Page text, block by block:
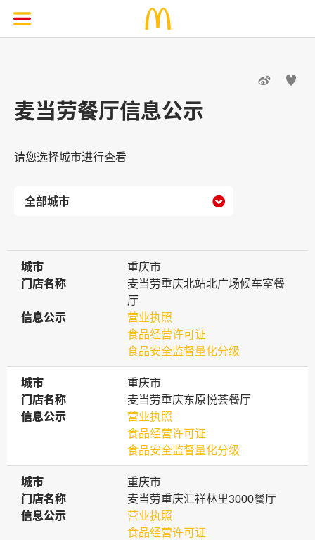
 
麦当劳餐厅信息公示
请您选择城市进行查看

城市
城市
重庆市
门店名称
门店名称
麦当劳重庆北站北广场候车室餐
厅
信息公示
信息公示
营业执照
食品经营许可证
食品安全监督量化分级
城市
城市
重庆市
门店名称
门店名称
麦当劳重庆东原悦荟餐厅
信息公示
信息公示
营业执照
食品经营许可证
食品安全监督量化分级
城市
城市
重庆市
门店名称
门店名称
麦当劳重庆汇祥林里3000餐厅
信息公示
信息公示
营业执照
食品经营许可证